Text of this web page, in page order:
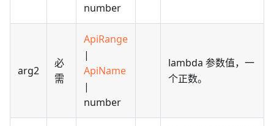
number
arg2
必
需
ApiRange
|
ApiName
|
number
lambda 参数值，一
个正数。